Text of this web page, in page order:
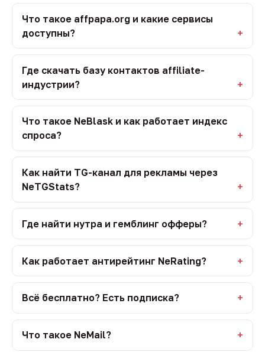
Что такое affpapa.org и какие сервисы
доступны?
Где скачать базу контактов affiliate-
индустрии?
Что такое NeBlask и как работает индекс
спроса?
Как найти TG-канал для рекламы через
NeTGStats?
Где найти нутра и гемблинг офферы?
Как работает антирейтинг NeRating?
Всё бесплатно? Есть подписка?
Что такое NeMail?